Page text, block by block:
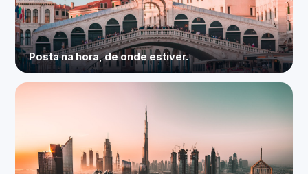
Posta na hora, de onde estiver.